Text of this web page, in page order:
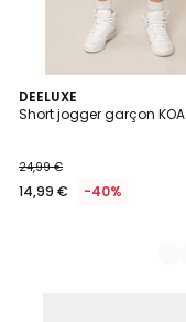
DEELUXE
Short jogger garçon KOA
24,99 €
14,99 € -40%
3
Couleurs